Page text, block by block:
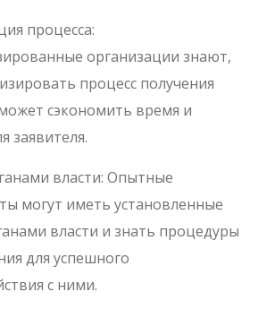
процесса:
организации знают,
процесс получения
сэкономить время и
заявителя.
власти: Опытные
могут иметь установленные
власти и знать процедуры
для успешного
с ними.